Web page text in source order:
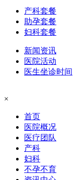
产科套餐
助孕套餐
妇科套餐
新闻资讯
医院活动
医生坐诊时间
×
首页
医院概况
医疗团队
产科
妇科
不孕不育